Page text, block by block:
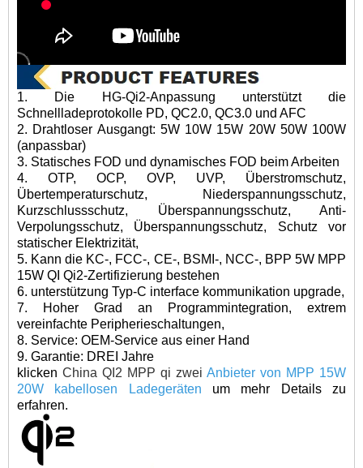
1. Die HG-Qi2-Anpassung unterstützt die
Schnellladeprotokolle PD, QC2.0, QC3.0 und AFC
2. Drahtloser Ausgangt: 5W 10W 15W 20W 50W 100W
(anpassbar)
3. Statisches FOD und dynamisches FOD beim Arbeiten
4. OTP, OCP, OVP, UVP, Überstromschutz,
Übertemperaturschutz, Niederspannungsschutz,
Kurzschlussschutz, Überspannungsschutz, Anti-
Verpolungsschutz, Überspannungsschutz, Schutz vor
statischer Elektrizität,
5. Kann die KC-, FCC-, CE-, BSMI-, NCC-, BPP 5W MPP
15W QI Qi2-Zertifizierung bestehen
6. unterstützung Typ-C interface kommunikation upgrade,
7. Hoher Grad an Programmintegration, extrem
vereinfachte Peripherieschaltungen,
8. Service: OEM-Service aus einer Hand
9. Garantie: DREI Jahre
klicken China QI2 MPP qi zwei Anbieter von MPP 15W
20W kabellosen Ladegeräten
um mehr Details zu
erfahren.